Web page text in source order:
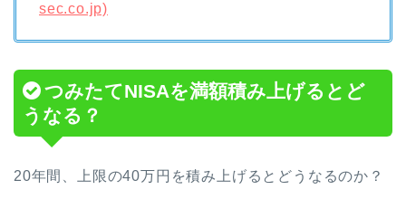
sec.co.jp)
つみたてNISAを満額積み上げるとど
うなる？
20年間、上限の40万円を積み上げるとどうなるのか？